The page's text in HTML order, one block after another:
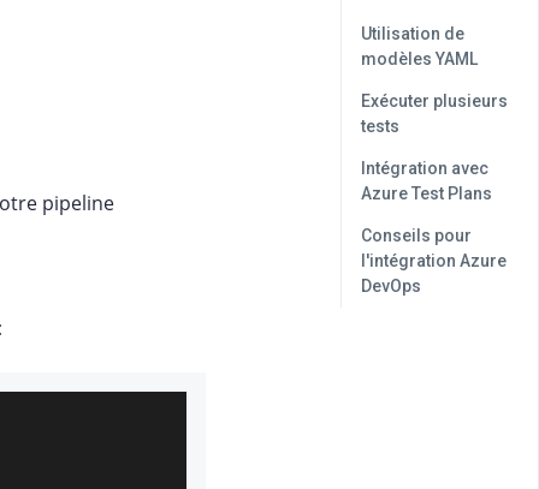
pipeline
Utilisation de
modèles YAML
Exécuter plusieurs
tests
Intégration avec
Azure Test Plans
Conseils pour
l'intégration Azure
DevOps